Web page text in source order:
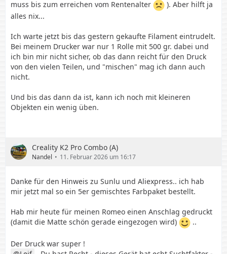
muss bis zum erreichen vom Rentenalter
). Aber hilft ja
alles nix...
Ich warte jetzt bis das gestern gekaufte Filament eintrudelt.
Bei meinem Drucker war nur 1 Rolle mit 500 gr. dabei und
ich bin mir nicht sicher, ob das dann reicht für den Druck
von den vielen Teilen, und "mischen" mag ich dann auch
nicht.
Und bis das dann da ist, kann ich noch mit kleineren
Objekten ein wenig üben.
Creality K2 Pro Combo (A)
Nandel 11. Februar 2026 um 16:17
Danke für den Hinweis zu Sunlu und Aliexpress.. ich hab
mir jetzt mal so ein 5er gemischtes Farbpaket bestellt.
Hab mir heute für meinen Romeo einen Anschlag gedruckt
(damit die Matte schön gerade eingezogen wird)
..
Der Druck war super !